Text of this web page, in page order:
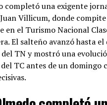
debutó en el TC2000 en 2002
dentro de la categoría.
dos victorias, ambas de
y para la memoria del
y Juan Gálvez” de
completó una exigente
Villicum, donde compite
en el Turismo Nacional
El salteño avanzó hasta
TN y mostró una
TC antes de un domingo